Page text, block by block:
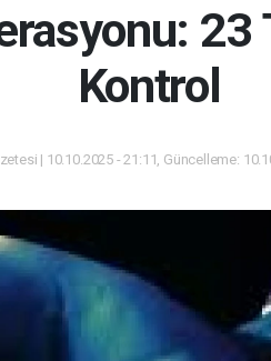
Kontrol
| 10.10.2025 - 21:11, Güncelleme: